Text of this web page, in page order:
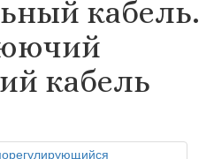
кабель.
кабель